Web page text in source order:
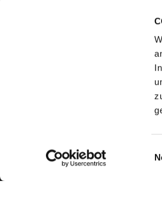
Wie können wir
Instagram